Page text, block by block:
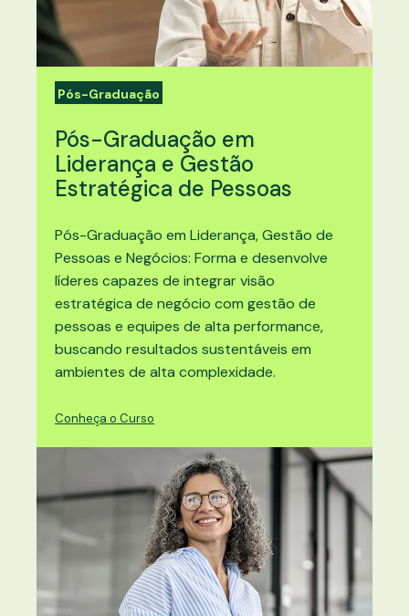
Pós-Graduação
Pós-Graduação em
Liderança e Gestão
Estratégica de Pessoas
Pós-Graduação em Liderança, Gestão de
Pessoas e Negócios: Forma e desenvolve
líderes capazes de integrar visão
estratégica de negócio com gestão de
pessoas e equipes de alta performance,
buscando resultados sustentáveis em
ambientes de alta complexidade.
Conheça o Curso